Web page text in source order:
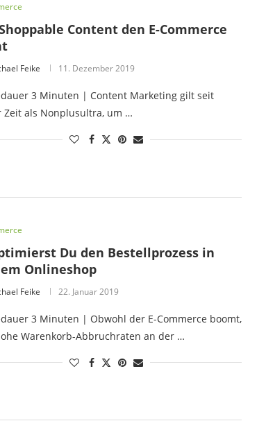
Content den E-Commerce
Feike 11. Dezember 2019
3 Minuten | Content Marketing gilt seit
Zeit als Nonplusultra, um …
Du den Bestellprozess in
Onlineshop
Feike 22. Januar 2019
3 Minuten | Obwohl der E-Commerce boomt,
Warenkorb-Abbruchraten an der …